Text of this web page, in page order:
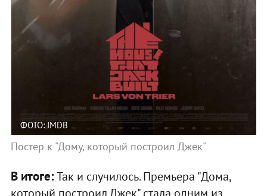
ФОТО: IMDB
Постер к "Дому, который построил Джек"
В итоге:Так и случилось. Премьера "Дома,
который построил Джек" стала одним из